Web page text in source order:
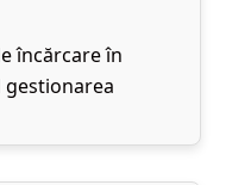
încărcare în